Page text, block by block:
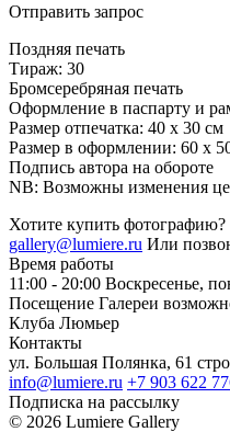
Отправить запрос
Поздняя печать
Тираж: 30
Бромсеребряная печать
Оформление в паспарту и
Размер отпечатка: 40 х 30 см
Размер в оформлении: 60 х
Подпись автора на обороте
NB: Возможны изменения
Хотите купить фотографию?
gallery@lumiere.ru Или
Время работы
11:00 - 20:00 Воскресенье,
Посещение Галереи
Клуба Люмьер
Контакты
ул. Большая Полянка, 61
info@lumiere.ru +7 903 622
Подписка на рассылку
© 2026 Lumiere Gallery